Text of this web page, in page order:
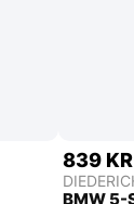
839 KR
BMW 5-